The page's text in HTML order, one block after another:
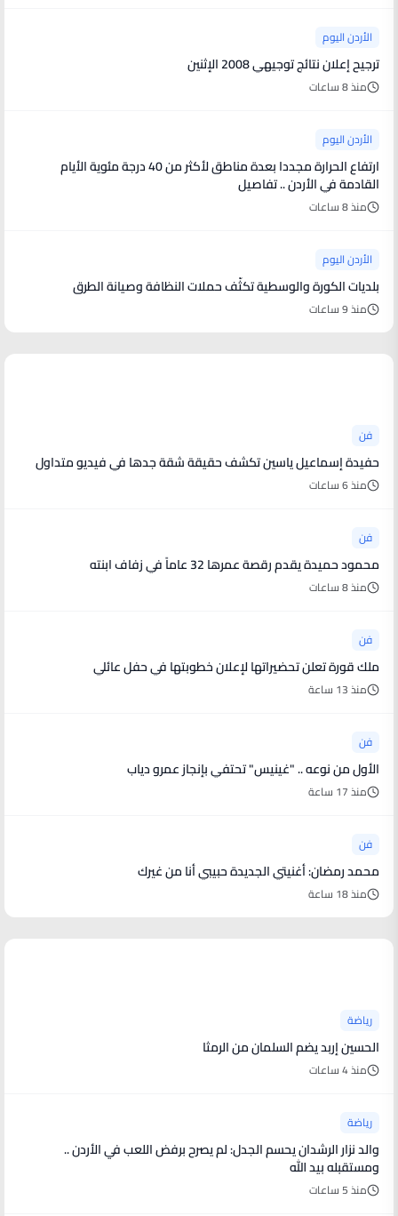
الأردن اليوم
ترجيح إعلان نتائج توجيهي 2008 الإثنين
منذ 8 ساعات
الأردن اليوم
ارتفاع الحرارة مجددا بعدة مناطق لأكثر من 40 درجة مئوية الأيام
القادمة في الأردن .. تفاصيل
منذ 8 ساعات
الأردن اليوم
بلديات الكورة والوسطية تكثّف حملات النظافة وصيانة الطرق
منذ 9 ساعات
فن
حفيدة إسماعيل ياسين تكشف حقيقة شقة جدها في فيديو متداول
منذ 6 ساعات
فن
محمود حميدة يقدم رقصة عمرها 32 عاماً في زفاف ابنته
منذ 8 ساعات
فن
ملك قورة تعلن تحضيراتها لإعلان خطوبتها في حفل عائلي
منذ 13 ساعة
فن
الأول من نوعه .. "غينيس" تحتفي بإنجاز عمرو دياب
منذ 17 ساعة
فن
محمد رمضان: أغنيتي الجديدة حبيبي أنا من غيرك
منذ 18 ساعة
رياضة
الحسين إربد يضم السلمان من الرمثا
منذ 4 ساعات
رياضة
والد نزار الرشدان يحسم الجدل: لم يصرح برفض اللعب في الأردن ..
ومستقبله بيد الله
منذ 5 ساعات